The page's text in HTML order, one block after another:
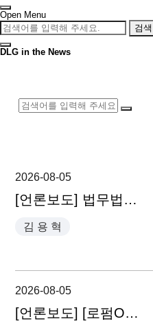
Open Menu
검색
DLG in the News
2026-08-05
[언론보도] 법무법인 지평·디엘지·태평양, 몽골 프로보노지원센터 개소 - 김용혁 파트너 변호사, 염형국 파트너 변호사
김 용 혁
2026-08-05
[언론보도] [로펌ON] 디엘지, 벤처캐피탈협회 자문기관 지정…맞춤형 M&A 지원